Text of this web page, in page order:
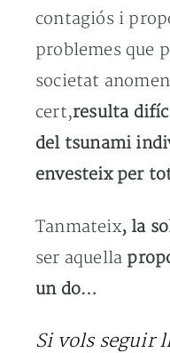
contagiós i
problemes que
societat
cert,resulta
del tsunami
envesteix per
Tanmateix, la
ser aquella
un do…
Si vols seguir